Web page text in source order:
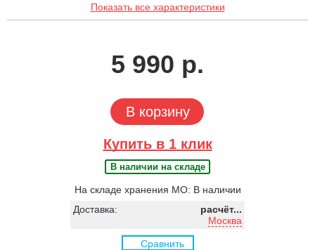
Показать все характеристики
5 990 р.
В корзину
Купить в 1 клик
В наличии на складе
На складе хранения МО: В наличии
Доставка:
расчёт...
Москва
Сравнить